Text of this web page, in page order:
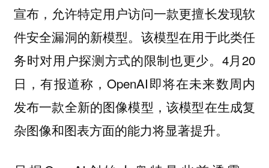
宣布，允许特定用户访问一款更擅长发现软
件安全漏洞的新模型。该模型在用于此类任
务时对用户探测方式的限制也更少。4月20
日，有报道称，OpenAI即将在未来数周内
发布一款全新的图像模型，该模型在生成复
杂图像和图表方面的能力将显著提升。